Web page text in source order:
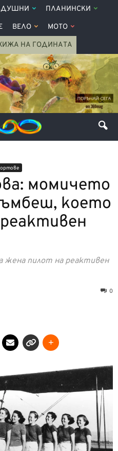
ПЛАНИНСКИ
ВЕЛО МОТО
НА ГОДИНАТА
момичето
което
жена пилот на реактивен
0